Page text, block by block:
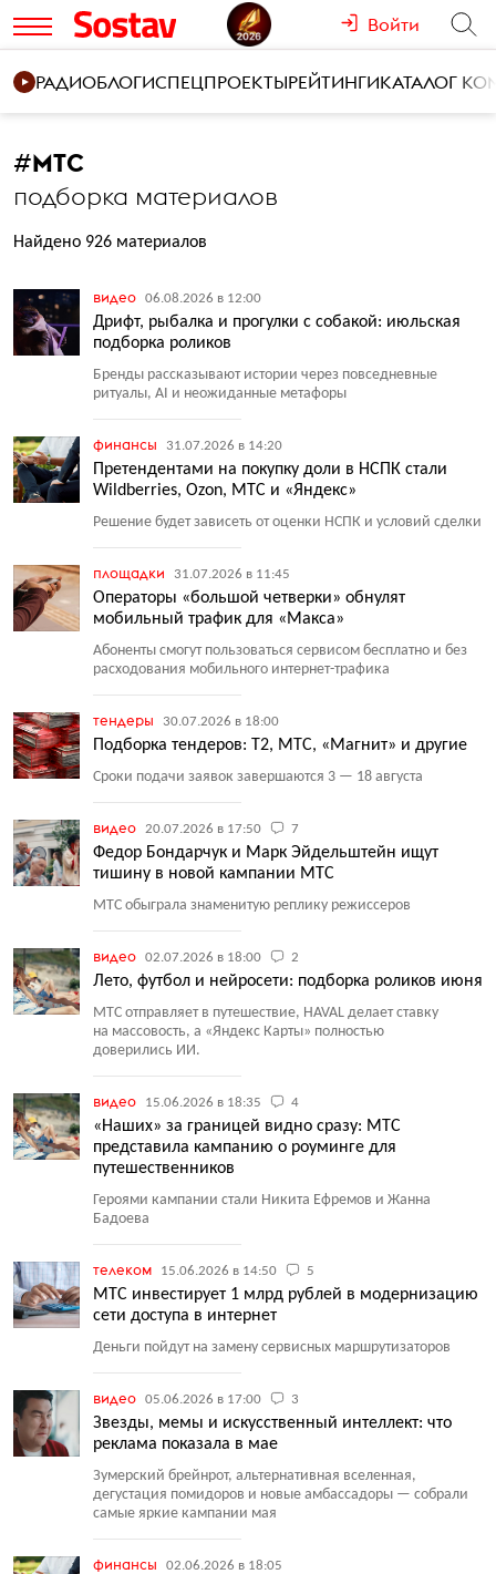
Войти
РАДИОБЛОГИСПЕЦПРОЕКТЫРЕЙТИНГИКАТАЛОГ
#МТС
подборка материалов
Найдено 926 материалов
видео 06.08.2026 в 12:00
Дрифт, рыбалка и прогулки с собакой: июльская
подборка роликов
Бренды рассказывают истории через повседневные
ритуалы, AI и неожиданные метафоры
финансы 31.07.2026 в 14:20
Претендентами на покупку доли в НСПК стали
Wildberries, Ozon, МТС и «Яндекс»
Решение будет зависеть от оценки НСПК и условий сделки
площадки 31.07.2026 в 11:45
Операторы «большой четверки» обнулят
мобильный трафик для «Макса»
Абоненты смогут пользоваться сервисом бесплатно и без
расходования мобильного интернет-трафика
тендеры 30.07.2026 в 18:00
Подборка тендеров: T2, МТС, «Магнит» и другие
Сроки подачи заявок завершаются 3 — 18 августа
видео 20.07.2026 в 17:50 7
Федор Бондарчук и Марк Эйдельштейн ищут
тишину в новой кампании МТС
МТС обыграла знаменитую реплику режиссеров
видео 02.07.2026 в 18:00 2
Лето, футбол и нейросети: подборка роликов июня
МТС отправляет в путешествие, HAVAL делает ставку
на массовость, а «Яндекс Карты» полностью
доверились ИИ.
видео 15.06.2026 в 18:35 4
«Наших» за границей видно сразу: МТС
представила кампанию о роуминге для
путешественников
Героями кампании стали Никита Ефремов и Жанна
Бадоева
телеком 15.06.2026 в 14:50 5
МТС инвестирует 1 млрд рублей в модернизацию
сети доступа в интернет
Деньги пойдут на замену сервисных маршрутизаторов
видео 05.06.2026 в 17:00 3
Звезды, мемы и искусственный интеллект: что
реклама показала в мае
Зумерский брейнрот, альтернативная вселенная,
дегустация помидоров и новые амбассадоры — собрали
самые яркие кампании мая
финансы 02.06.2026 в 18:05